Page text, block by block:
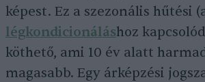
képest. Ez a szezonális hűtési
légkondicionáláshoz
köthető, ami 10 év alatt
magasabb. Egy árképzési